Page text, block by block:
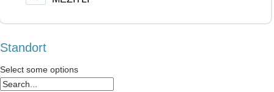
Standort
Select some options